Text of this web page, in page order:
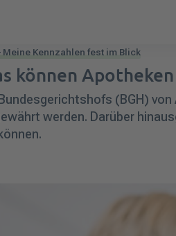
Kennzahlen fest im Blick
können
(BGH)
werden. Darüber